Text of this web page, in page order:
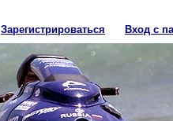
Зарегистрироваться Вход с